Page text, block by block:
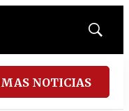
Mostrar
NOTICIAS